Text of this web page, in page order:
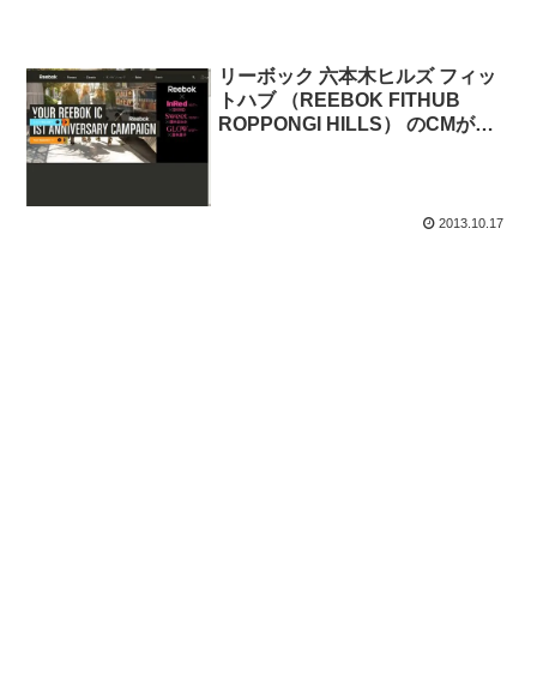
リーボック 六本木ヒルズ フィッ
トハブ （REEBOK FITHUB
ROPPONGI HILLS） のCMが公
2013.10.17